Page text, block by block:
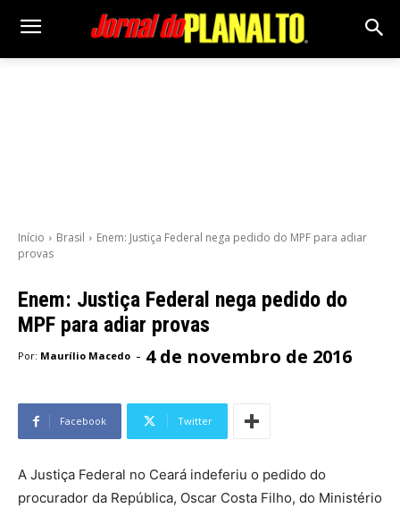
Início Brasil
Enem: Justiça Federal nega pedido do MPF para adiar
provas
Enem: Justiça Federal nega pedido do
MPF para adiar provas
Por: Maurílio Macedo - 4 de novembro de 2016
Facebook Twitter
A Justiça Federal no Ceará indeferiu o pedido do
procurador da República, Oscar Costa Filho, do Ministério